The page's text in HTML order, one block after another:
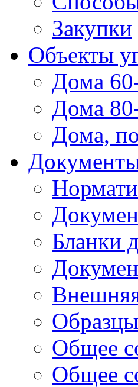
Закупки
Объекты
Дома
Дома
Дома,
Бланки
Общее
Общее